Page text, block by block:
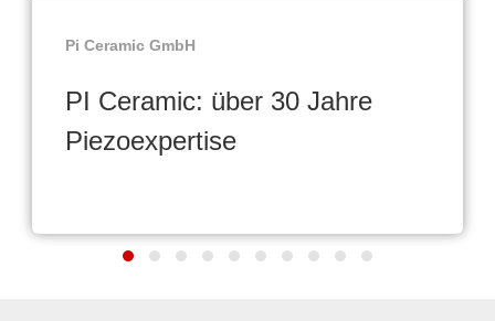
Pi Ceramic GmbH
PI Ceramic: über 30 Jahre
Piezoexpertise